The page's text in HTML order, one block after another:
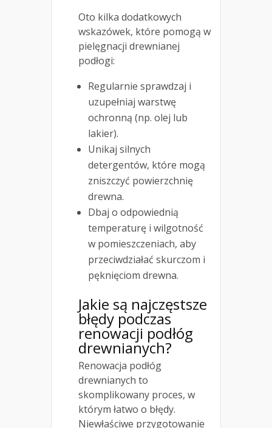
Oto kilka dodatkowych
wskazówek, które pomogą w
pielęgnacji drewnianej
podłogi:
Regularnie sprawdzaj i
uzupełniaj warstwę
ochronną (np. olej lub
lakier).
Unikaj silnych
detergentów, które mogą
zniszczyć powierzchnię
drewna.
Dbaj o odpowiednią
temperaturę i wilgotność
w pomieszczeniach, aby
przeciwdziałać skurczom i
pęknięciom drewna.
Jakie są najczęstsze
błędy podczas
renowacji podłóg
drewnianych?
Renowacja podłóg
drewnianych to
skomplikowany proces, w
którym łatwo o błędy.
Niewłaściwe przygotowanie